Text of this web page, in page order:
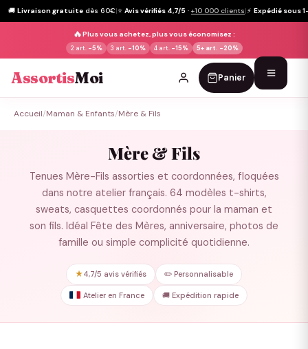
🚚 Livraison gratuite dès 60€|⭐ Avis vérifiés 4,7/5 · +10 000 clients|⚡ Expédié sous
🔥Plus vous achetez, plus vous économisez :
2 art. -5% 3 art. -10% 4 art. -15% 5+ art. -20%
AssortisMoi Panier
Accueil/Maman & Enfants/Mère & Fils
Mère & Fils
Tenues Mère-Fils assorties et coordonnées, floquées
dans notre atelier français. 64 modèles t-shirts,
sweats, casquettes coordonnés pour la maman et
son fils. Idéal Fête des Mères, anniversaire, photos de
famille ou simple complicité quotidienne.
★4,7/5 avis vérifiés ✏️ Personnalisable
Atelier en France 🚚 Expédition rapide